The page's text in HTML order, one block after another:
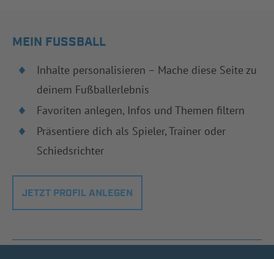
MEIN FUSSBALL
Inhalte personalisieren – Mache diese Seite zu
deinem Fußballerlebnis
Favoriten anlegen, Infos und Themen filtern
Präsentiere dich als Spieler, Trainer oder
Schiedsrichter
JETZT PROFIL ANLEGEN